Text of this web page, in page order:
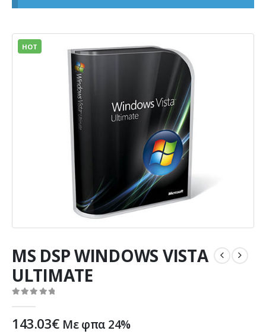
HOT
MS DSP WINDOWS VISTA
ULTIMATE
143.03€ Με φπα 24%